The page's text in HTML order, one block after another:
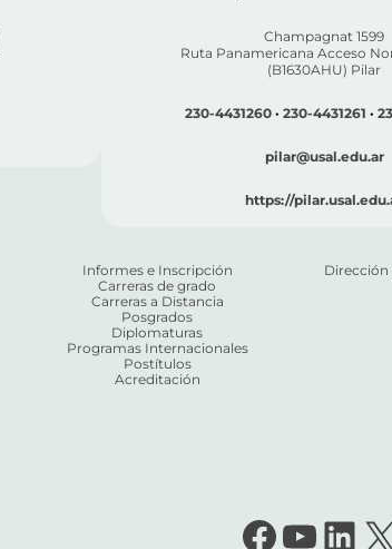
Champagnat 1599
Ruta Panamericana Acceso
(B1630AHU) Pilar
230-4431260 · 230-4431261 ·
pilar@usal.edu.ar
https://
Informes e Inscripción
Carreras de grado
Carreras a Distancia
Posgrados
Diplomaturas
Programas Internacionales
Postítulos
Acreditación
Dirección
X